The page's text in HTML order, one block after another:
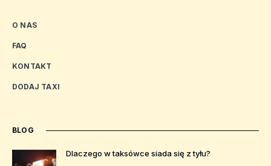
O NAS
FAQ
KONTAKT
DODAJ TAXI
BLOG
Dlaczego w taksówce siada się z tyłu?